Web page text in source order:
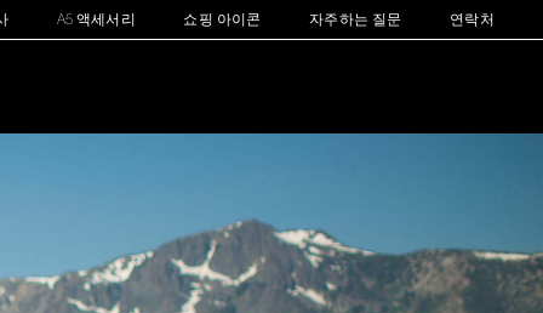
A5 액세서리 쇼핑 아이콘 자주하는 질문 연락처